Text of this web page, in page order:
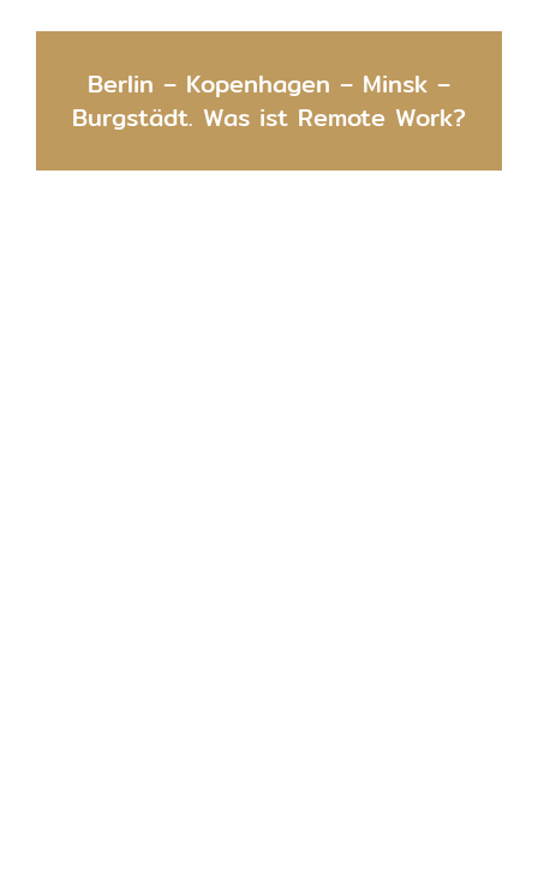
Berlin – Kopenhagen – Minsk –
Burgstädt. Was ist Remote Work?